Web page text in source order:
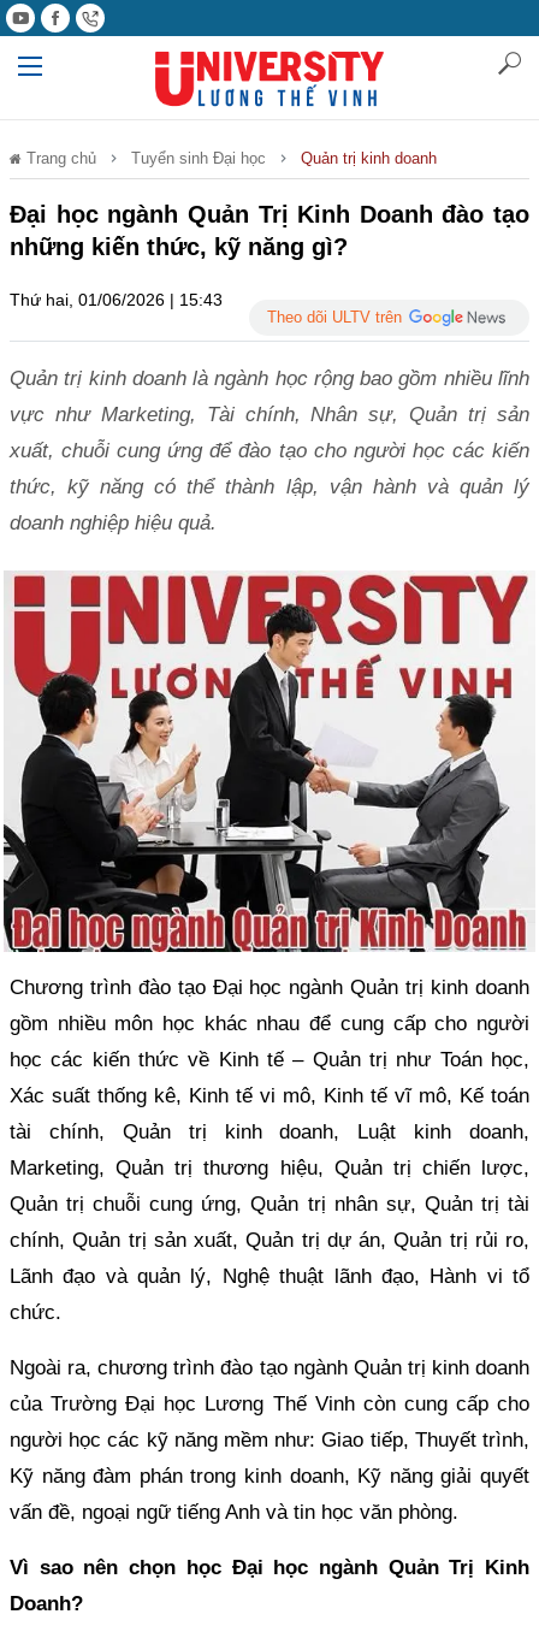
Trang chủ Tuyển sinh Đại học Quản trị kinh doanh
Đại học ngành Quản Trị Kinh Doanh đào tạo
những kiến thức, kỹ năng gì?
Thứ hai, 01/06/2026 | 15:43
Theo dõi ULTV trên
Quản trị kinh doanh là ngành học rộng bao gồm nhiều lĩnh
vực như Marketing, Tài chính, Nhân sự, Quản trị sản
xuất, chuỗi cung ứng để đào tạo cho người học các kiến
thức, kỹ năng có thể thành lập, vận hành và quản lý
doanh nghiệp hiệu quả.
Chương trình đào tạo Đại học ngành Quản trị kinh doanh
gồm nhiều môn học khác nhau để cung cấp cho người
học các kiến thức về Kinh tế – Quản trị như Toán học,
Xác suất thống kê, Kinh tế vi mô, Kinh tế vĩ mô, Kế toán
tài chính, Quản trị kinh doanh, Luật kinh doanh,
Marketing, Quản trị thương hiệu, Quản trị chiến lược,
Quản trị chuỗi cung ứng, Quản trị nhân sự, Quản trị tài
chính, Quản trị sản xuất, Quản trị dự án, Quản trị rủi ro,
Lãnh đạo và quản lý, Nghệ thuật lãnh đạo, Hành vi tổ
chức.
Ngoài ra, chương trình đào tạo ngành Quản trị kinh doanh
của Trường Đại học Lương Thế Vinh còn cung cấp cho
người học các kỹ năng mềm như: Giao tiếp, Thuyết trình,
Kỹ năng đàm phán trong kinh doanh, Kỹ năng giải quyết
vấn đề, ngoại ngữ tiếng Anh và tin học văn phòng.
Vì sao nên chọn học Đại học ngành Quản Trị Kinh
Doanh?